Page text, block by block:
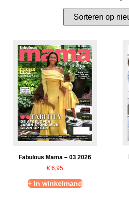
Fabulous Mama – 03 2026
€ 6,95
+ In winkelmand